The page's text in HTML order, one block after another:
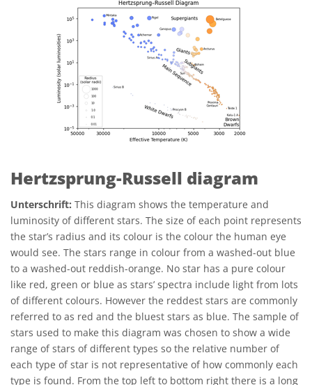
Hertzsprung-Russell diagram
Unterschrift: This diagram shows the temperature and
luminosity of different stars. The size of each point represents
the star’s radius and its colour is the colour the human eye
would see. The stars range in colour from a washed-out blue
to a washed-out reddish-orange. No star has a pure colour
like red, green or blue as stars’ spectra include light from lots
of different colours. However the reddest stars are commonly
referred to as red and the bluest stars as blue. The sample of
stars used to make this diagram was chosen to show a wide
range of stars of different types so the relative number of
each type of star is not representative of how commonly each
type is found. From the top left to bottom right there is a long